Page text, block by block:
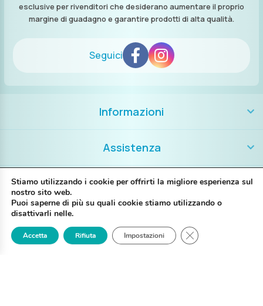
Login Registrati
esclusive per rivenditori che desiderano aumentare il proprio
margine di guadagno e garantire prodotti di alta qualità.
Seguici
Informazioni
Assistenza
Contatti
+39 389 8986018
P. IVA IT02697130397
Stiamo utilizzando i cookie per offrirti la migliore esperienza sul
nostro sito web.
Puoi saperne di più su quali cookie stiamo utilizzando o
disattivarli nelle.
Accetta Rifiuta Impostazioni Close GDPR